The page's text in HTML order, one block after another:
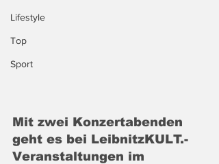
Lifestyle
Top
Sport
Mit zwei Konzertabenden
geht es bei LeibnitzKULT.-
Veranstaltungen im